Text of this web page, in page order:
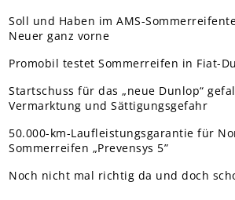
Soll und Haben im AMS-
Neuer ganz vorne
Promobil testet Sommerreifen in Fiat-
Startschuss für das „neue Dunlop“
Vermarktung und Sättigungsgefahr
50.000-km-Laufleistungsgarantie für
Sommerreifen „Prevensys 5”
Noch nicht mal richtig da und doch